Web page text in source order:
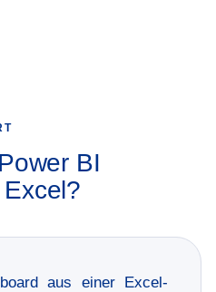
BI
aus einer Excel-